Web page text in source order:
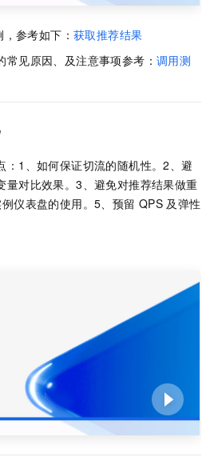
参考如下： 获取推荐结果
见原因、及注意事项参考： 调用测
：1、如何保证切流的随机性。2、避
量对比效果。3、避免对推荐结果做重
仪表盘的使用。5、预留 QPS 及弹性